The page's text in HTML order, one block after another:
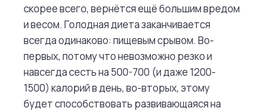
скорее всего, вернётся ещё большим вредом
и весом. Голодная диета заканчивается
всегда одинаково: пищевым срывом. Во-
первых, потому что невозможно резко и
навсегда сесть на 500-700 (и даже 1200-
1500) калорий в день, во-вторых, этому
будет способствовать развивающаяся на